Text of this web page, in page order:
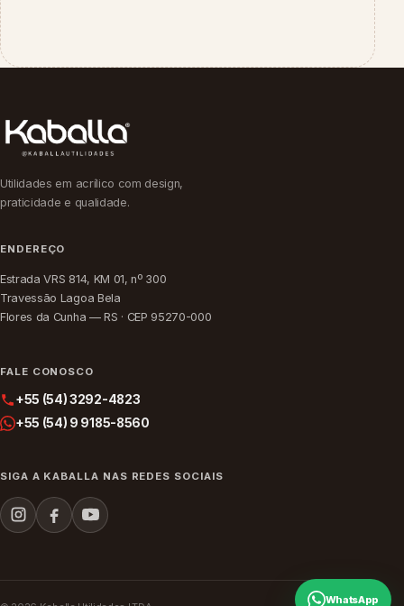
Utilidades em acrílico com design,
praticidade e qualidade.
ENDEREÇO
Estrada VRS 814, KM 01, nº 300
Travessão Lagoa Bela
Flores da Cunha — RS · CEP 95270-000
FALE CONOSCO
+55 (54) 3292-4823
+55 (54) 9 9185-8560
SIGA A KABALLA NAS REDES SOCIAIS
WhatsApp